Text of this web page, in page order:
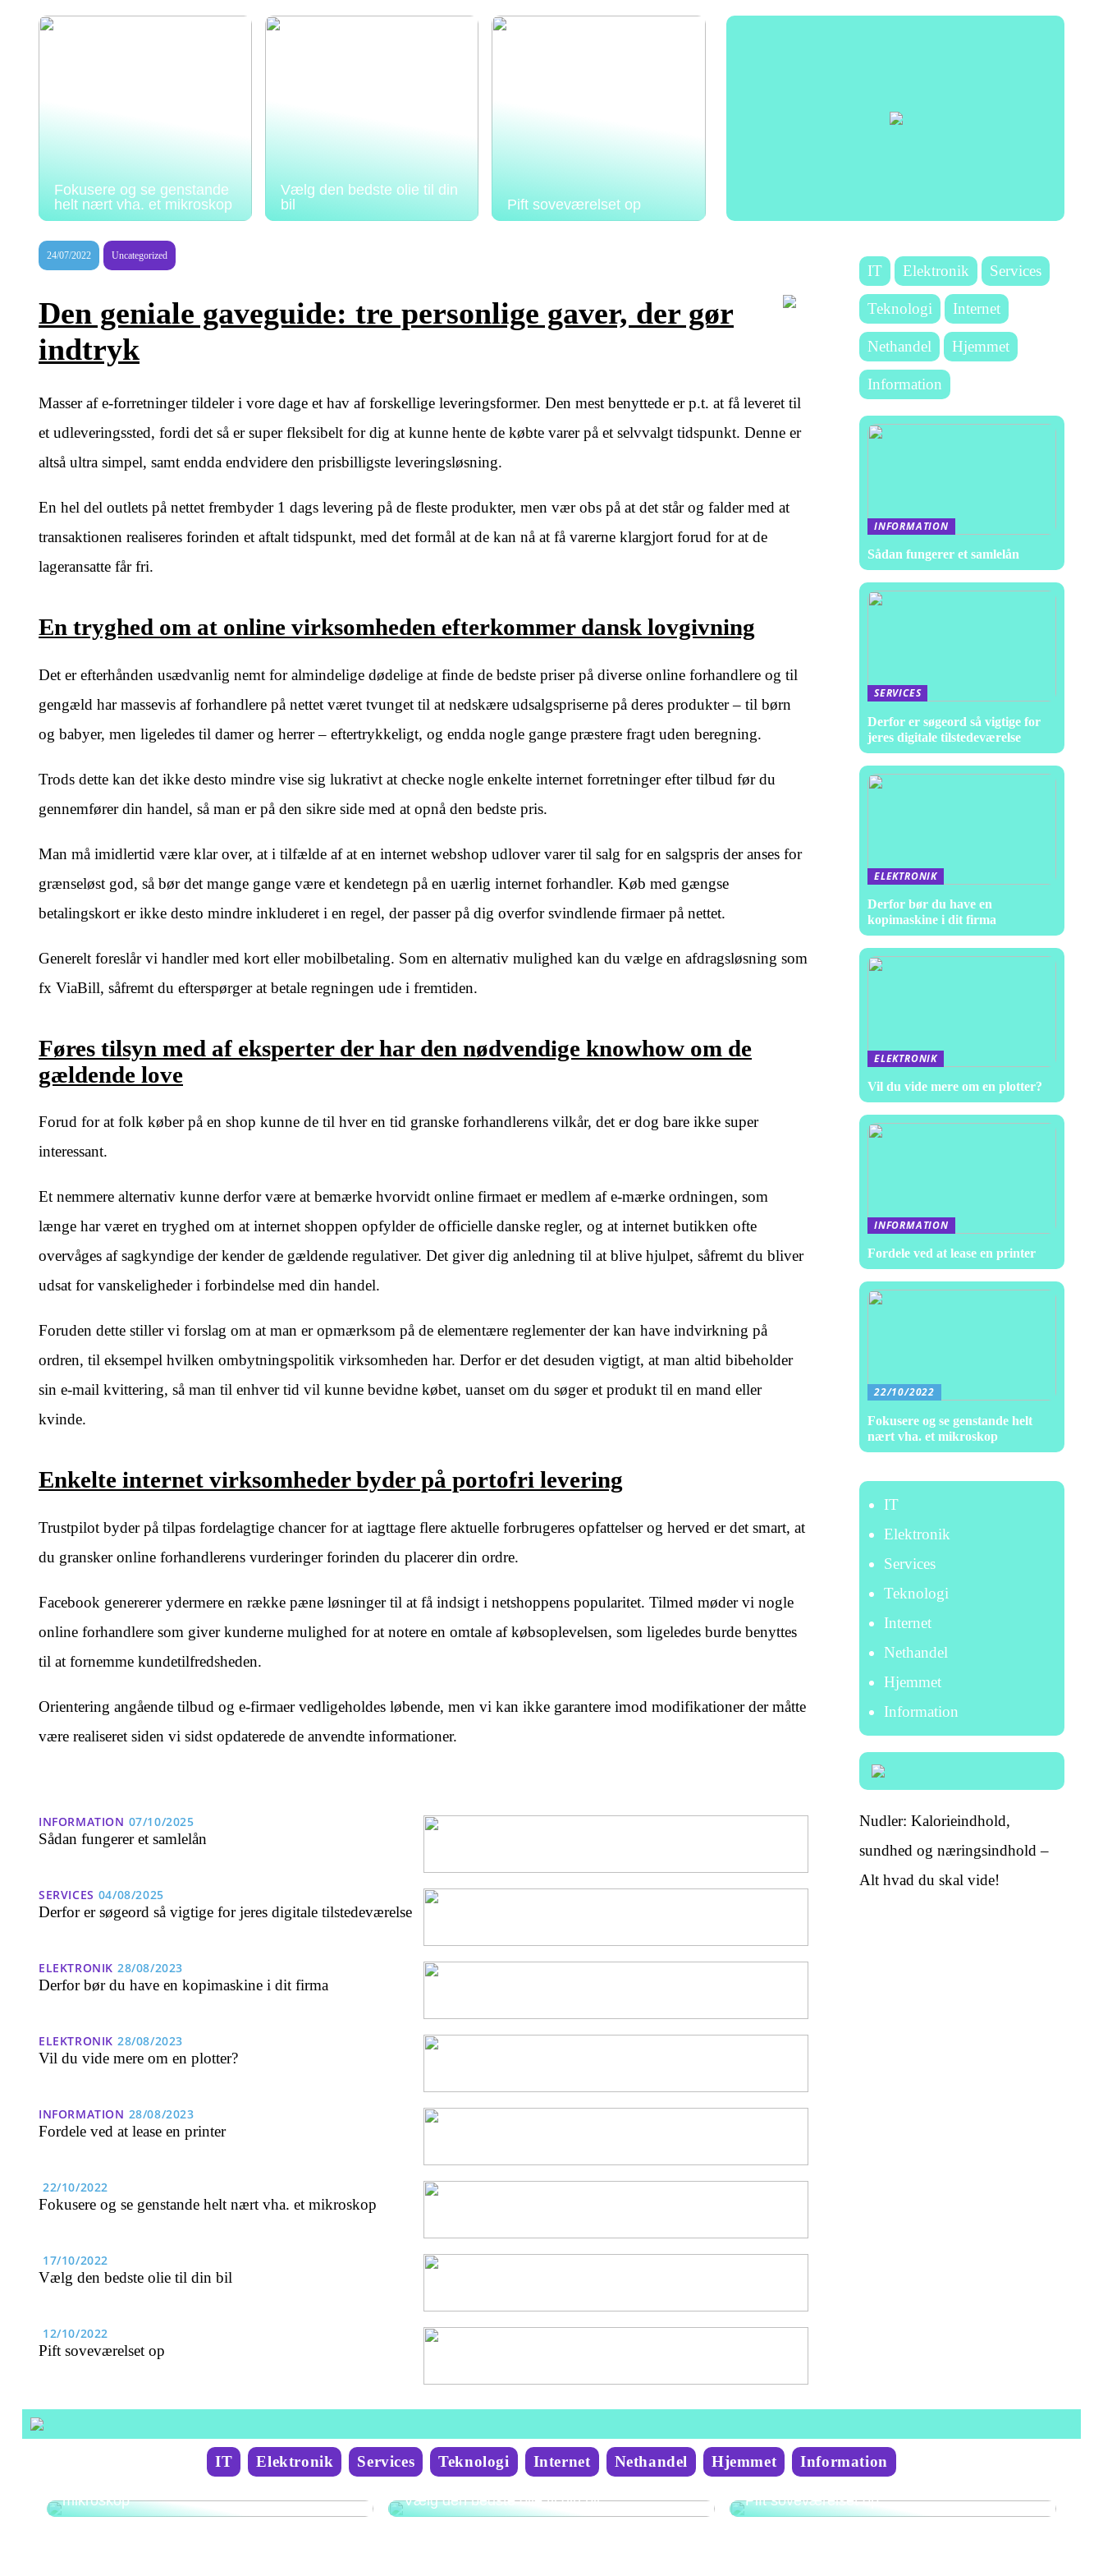
Fokusere og se genstande
helt nært vha. et mikroskop
Vælg den bedste olie til din
bil
Pift soveværelset op
24/07/2022 Uncategorized
Den geniale gaveguide: tre personlige gaver, der gør
indtryk
Masser af e-forretninger tildeler i vore dage et hav af forskellige leveringsformer. Den mest benyttede er p.t. at få leveret til
et udleveringssted, fordi det så er super fleksibelt for dig at kunne hente de købte varer på et selvvalgt tidspunkt. Denne er
altså ultra simpel, samt endda endvidere den prisbilligste leveringsløsning.
En hel del outlets på nettet frembyder 1 dags levering på de fleste produkter, men vær obs på at det står og falder med at
transaktionen realiseres forinden et aftalt tidspunkt, med det formål at de kan nå at få varerne klargjort forud for at de
lageransatte får fri.
En tryghed om at online virksomheden efterkommer dansk lovgivning
Det er efterhånden usædvanlig nemt for almindelige dødelige at finde de bedste priser på diverse online forhandlere og til
gengæld har massevis af forhandlere på nettet været tvunget til at nedskære udsalgspriserne på deres produkter – til børn
og babyer, men ligeledes til damer og herrer – eftertrykkeligt, og endda nogle gange præstere fragt uden beregning.
Trods dette kan det ikke desto mindre vise sig lukrativt at checke nogle enkelte internet forretninger efter tilbud før du
gennemfører din handel, så man er på den sikre side med at opnå den bedste pris.
Man må imidlertid være klar over, at i tilfælde af at en internet webshop udlover varer til salg for en salgspris der anses for
grænseløst god, så bør det mange gange være et kendetegn på en uærlig internet forhandler. Køb med gængse
betalingskort er ikke desto mindre inkluderet i en regel, der passer på dig overfor svindlende firmaer på nettet.
Generelt foreslår vi handler med kort eller mobilbetaling. Som en alternativ mulighed kan du vælge en afdragsløsning som
fx ViaBill, såfremt du efterspørger at betale regningen ude i fremtiden.
Føres tilsyn med af eksperter der har den nødvendige knowhow om de
gældende love
Forud for at folk køber på en shop kunne de til hver en tid granske forhandlerens vilkår, det er dog bare ikke super
interessant.
Et nemmere alternativ kunne derfor være at bemærke hvorvidt online firmaet er medlem af e-mærke ordningen, som
længe har været en tryghed om at internet shoppen opfylder de officielle danske regler, og at internet butikken ofte
overvåges af sagkyndige der kender de gældende regulativer. Det giver dig anledning til at blive hjulpet, såfremt du bliver
udsat for vanskeligheder i forbindelse med din handel.
Foruden dette stiller vi forslag om at man er opmærksom på de elementære reglementer der kan have indvirkning på
ordren, til eksempel hvilken ombytningspolitik virksomheden har. Derfor er det desuden vigtigt, at man altid bibeholder
sin e-mail kvittering, så man til enhver tid vil kunne bevidne købet, uanset om du søger et produkt til en mand eller
kvinde.
Enkelte internet virksomheder byder på portofri levering
Trustpilot byder på tilpas fordelagtige chancer for at iagttage flere aktuelle forbrugeres opfattelser og herved er det smart, at
du gransker online forhandlerens vurderinger forinden du placerer din ordre.
Facebook genererer ydermere en række pæne løsninger til at få indsigt i netshoppens popularitet. Tilmed møder vi nogle
online forhandlere som giver kunderne mulighed for at notere en omtale af købsoplevelsen, som ligeledes burde benyttes
til at fornemme kundetilfredsheden.
Orientering angående tilbud og e-firmaer vedligeholdes løbende, men vi kan ikke garantere imod modifikationer der måtte
være realiseret siden vi sidst opdaterede de anvendte informationer.
INFORMATION 07/10/2025
Sådan fungerer et samlelån
SERVICES 04/08/2025
Derfor er søgeord så vigtige for jeres digitale tilstedeværelse
ELEKTRONIK 28/08/2023
Derfor bør du have en kopimaskine i dit firma
ELEKTRONIK 28/08/2023
Vil du vide mere om en plotter?
INFORMATION 28/08/2023
Fordele ved at lease en printer
22/10/2022
Fokusere og se genstande helt nært vha. et mikroskop
17/10/2022
Vælg den bedste olie til din bil
12/10/2022
Pift soveværelset op
IT Elektronik Services
Teknologi Internet
Nethandel Hjemmet
Information
INFORMATION
Sådan fungerer et samlelån
SERVICES
Derfor er søgeord så vigtige for
jeres digitale tilstedeværelse
ELEKTRONIK
Derfor bør du have en
kopimaskine i dit firma
ELEKTRONIK
Vil du vide mere om en plotter?
INFORMATION
Fordele ved at lease en printer
22/10/2022
Fokusere og se genstande helt
nært vha. et mikroskop
IT
Elektronik
Services
Teknologi
Internet
Nethandel
Hjemmet
Information
Nudler: Kalorieindhold,
sundhed og næringsindhold –
Alt hvad du skal vide!
IT Elektronik Services Teknologi Internet Nethandel Hjemmet Information
mikroskop
Vælg den bedste olie til din bil Pift soveværelset op